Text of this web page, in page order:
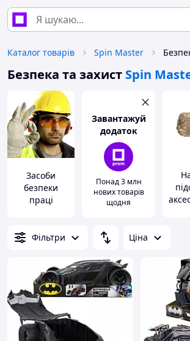
Каталог товарів Spin Master
Безпека та захист Spin
Засоби
безпеки
праці
Завантажуй
додаток
Понад 3 млн
нових товарів
щодня
Фільтри Ціна